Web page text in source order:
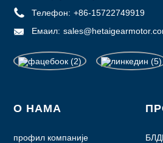
Телефон: +86-15722749919
Емаил:
О НАМА
профил компаније